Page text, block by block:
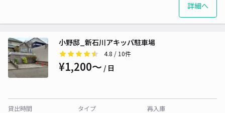
詳細へ
小野邸_新石川アキッパ駐車場
4.8 / 10件
¥1,200〜 / 日
貸出時間
タイプ
再入庫